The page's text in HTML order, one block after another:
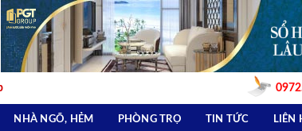
NHÀ NGÕ, HẺM PHÒNG TRỌ TIN TỨC LIÊN